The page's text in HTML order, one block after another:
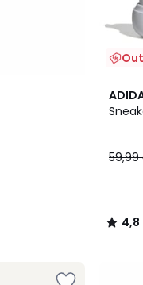
4,8
/ 5
4,8
/